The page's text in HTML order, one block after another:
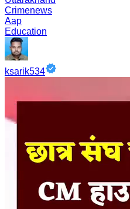
Crimenews
Aap
Education
ksarik534